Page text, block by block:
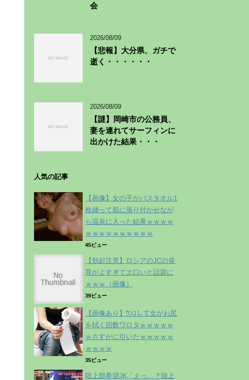
会
2026/08/09
【悲報】大分県、ガチで
逝く・・・・・・
2026/08/09
【謎】岡崎市の公務員、
妻を連れてサーフィンに
出かけた結果・・・
人気の記事
【画像】女の子がバスタオル1
枚纏って肌に張り付かせなが
ら温泉に入った結果ｗｗｗｗ
ｗｗｗｗｗｗｗｗｗｗ
45ビュー
【勃起注意】ロシアのJCの発
育がよすぎてエ口いと話題に
ｗｗｗ（画像）
39ビュー
【画像あり】ｳﾝｺして女がお尻
を拭く回数ワロタｗｗｗｗｗ
ｗさすがに引いたｗｗｗｗｗ
ｗｗｗｗ
35ビュー
陸上部希望JK「えっ…？陸上